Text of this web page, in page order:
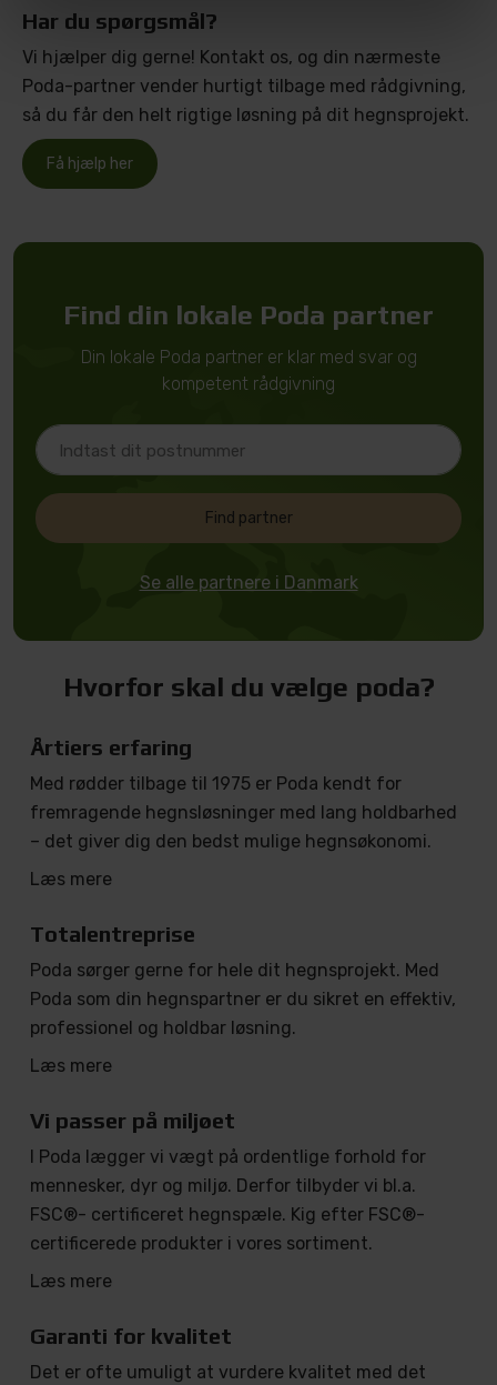
Har du spørgsmål?
Vi hjælper dig gerne! Kontakt os, og din nærmeste
Poda-partner vender hurtigt tilbage med rådgivning,
så du får den helt rigtige løsning på dit hegnsprojekt.
Få hjælp her
Find din lokale Poda partner
Din lokale Poda partner er klar med svar og
kompetent rådgivning
Find partner
Se alle partnere i Danmark
Hvorfor skal du vælge poda?
Årtiers erfaring
Med rødder tilbage til 1975 er Poda kendt for
fremragende hegnsløsninger med lang holdbarhed
– det giver dig den bedst mulige hegnsøkonomi.
Læs mere
Totalentreprise
Poda sørger gerne for hele dit hegnsprojekt. Med
Poda som din hegnspartner er du sikret en effektiv,
professionel og holdbar løsning.
Læs mere
Vi passer på miljøet
I Poda lægger vi vægt på ordentlige forhold for
mennesker, dyr og miljø. Derfor tilbyder vi bl.a.
FSC®- certificeret hegnspæle. Kig efter FSC®-
certificerede produkter i vores sortiment.
Læs mere
Garanti for kvalitet
Det er ofte umuligt at vurdere kvalitet med det